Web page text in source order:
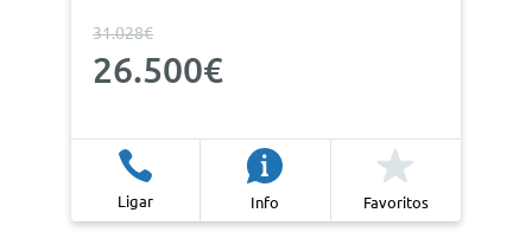
31.028€
26.500€
Ligar Info Favoritos